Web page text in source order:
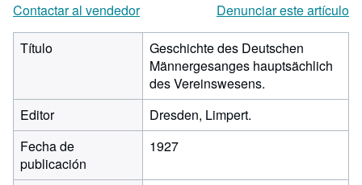
Contactar al vendedor
Denunciar este artículo
Título
Geschichte des Deutschen
Männergesanges hauptsächlich
des Vereinswesens.
Editor
Dresden, Limpert.
Fecha de
publicación
1927